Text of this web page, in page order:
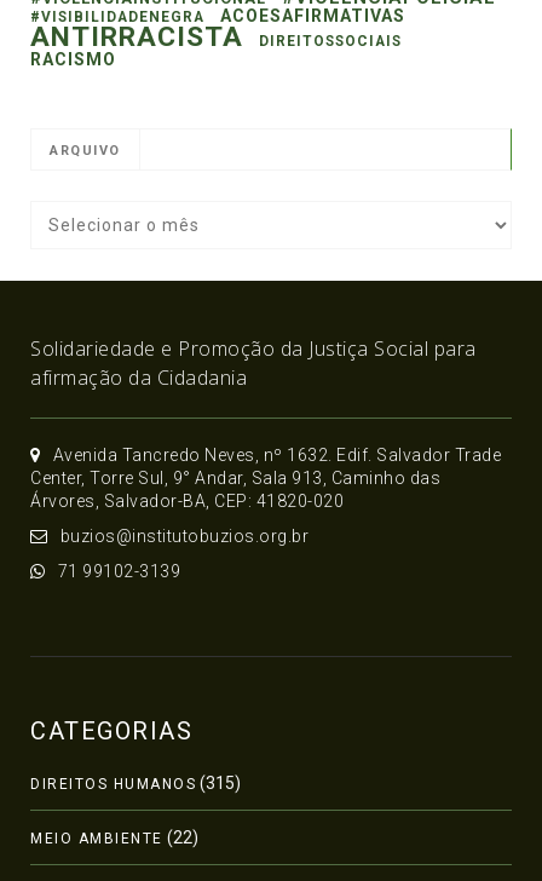
#VISIBILIDADENEGRA ACOESAFIRMATIVAS
ANTIRRACISTA DIREITOSSOCIAIS
RACISMO
ARQUIVO
Solidariedade e Promoção da Justiça Social para
afirmação da Cidadania
Avenida Tancredo Neves, nº 1632. Edif. Salvador Trade
Center, Torre Sul, 9° Andar, Sala 913, Caminho das
Árvores, Salvador-BA, CEP: 41820-020
buzios@institutobuzios.org.br
71 99102-3139
CATEGORIAS
DIREITOS HUMANOS (315)
MEIO AMBIENTE (22)